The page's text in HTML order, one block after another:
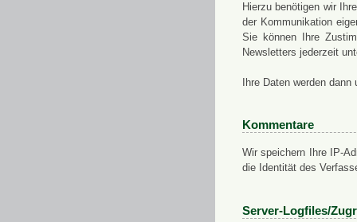
Hierzu benötigen wir
der Kommunikation
Sie können Ihre
Newsletters jederzeit
Ihre Daten werden
Kommentare
Wir speichern Ihre IP-
die Identität des
Server-Logfiles/